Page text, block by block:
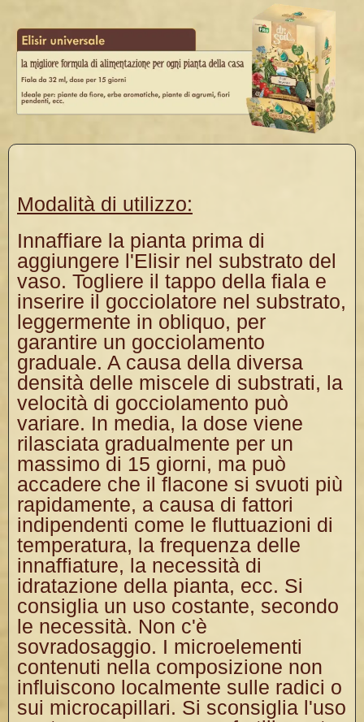
Modalità di utilizzo:
Innaffiare la pianta prima di
aggiungere l'Elisir nel substrato del
vaso. Togliere il tappo della fiala e
inserire il gocciolatore nel substrato,
leggermente in obliquo, per
garantire un gocciolamento
graduale. A causa della diversa
densità delle miscele di substrati, la
velocità di gocciolamento può
variare. In media, la dose viene
rilasciata gradualmente per un
massimo di 15 giorni, ma può
accadere che il flacone si svuoti più
rapidamente, a causa di fattori
indipendenti come le fluttuazioni di
temperatura, la frequenza delle
innaffiature, la necessità di
idratazione della pianta, ecc. Si
consiglia un uso costante, secondo
le necessità. Non c'è
sovradosaggio. I microelementi
contenuti nella composizione non
influiscono localmente sulle radici o
sui microcapillari. Si sconsiglia l'uso